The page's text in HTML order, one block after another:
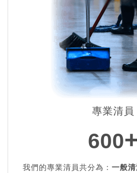
專業清員
600+
我們的專業清員共分為： 一般